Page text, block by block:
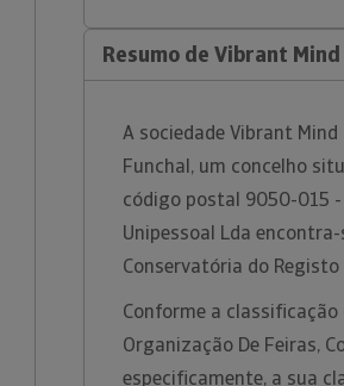
Resumo de Vibrant
A sociedade Vibrant
Funchal, um concelho
código postal 9050-015
Unipessoal Lda
Conservatória do
Conforme a classificação
Organização De Feiras,
especificamente, a sua